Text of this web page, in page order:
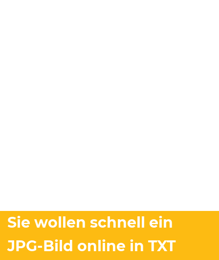
Sie wollen schnell ein
JPG-Bild online in TXT